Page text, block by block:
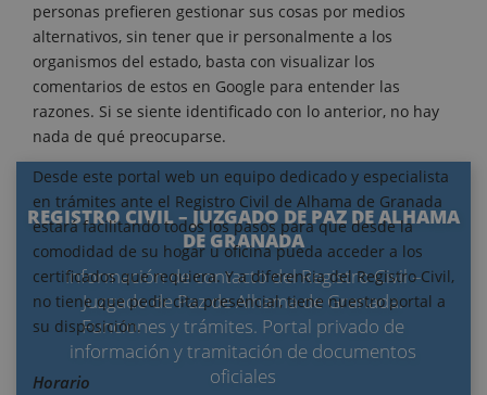
REGISTRO CIVIL – JUZGADO DE PAZ DE ALHAMA
DE GRANADA
Información de contacto del Registro Civil –
Juzgado de Paz de Alhama de Granada.
Funciones y trámites. Portal privado de
información y tramitación de documentos
oficiales
personas prefieren gestionar sus cosas por medios
alternativos, sin tener que ir personalmente a los
organismos del estado, basta con visualizar los
comentarios de estos en Google para entender las
razones. Si se siente identificado con lo anterior, no hay
nada de qué preocuparse.
Desde este portal web un equipo dedicado y especialista
en trámites ante el Registro Civil de Alhama de Granada
estará facilitando todos los pasos para que desde la
comodidad de su hogar u oficina pueda acceder a los
certificados que requiera. Y a diferencia del Registro Civil,
no tiene que pedir cita presencial, tiene nuestro portal a
su disposición.
Horario